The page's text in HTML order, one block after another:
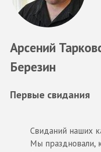
Арсений
Березин
Первые свидания
Свиданий наших
Мы праздновали,